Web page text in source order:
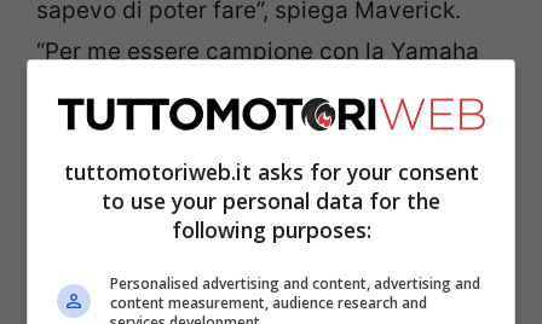
sapevo di poter fare”, spiega Maverick.
“Per me essere campione con la Yamaha
era una sfida, ecco perché sono stato lì per
così tanto tempo, perché non capivo
perché non riuscissi a raggiungerlo. Ma
lottare ogni giorno è molto faticoso e alla
tuttomotoriweb.it asks for your consent
to use your personal data for the
following purposes:
Personalised advertising and content, advertising and
content measurement, audience research and